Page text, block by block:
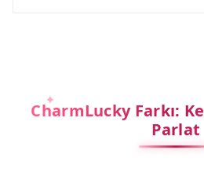
CharmLucky Farkı:
Parlat